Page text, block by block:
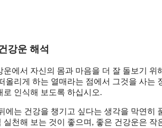
강운 해석
운에서 자신의 몸과 마음을 더 잘 돌보기
올리게 하는 열매라는 점에서 그것을 사
로 인식해 보도록 하십시오.
에는 건강을 챙기고 싶다는 생각을 막연히
실천해 보는 것이 좋으며, 좋은 건강운은